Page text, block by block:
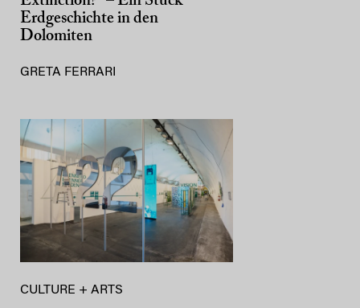
Erdgeschichte in den
Dolomiten
GRETA FERRARI
CULTURE + ARTS